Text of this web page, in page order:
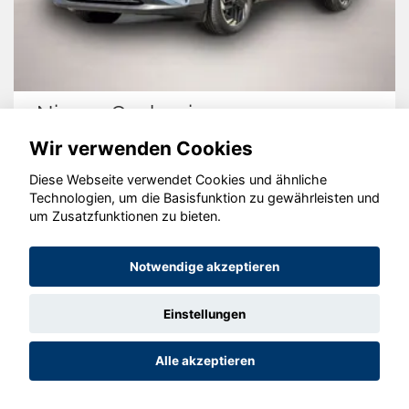
Nissan Qashqai
© konjunkturmotor.de GmbH 2020 - 2026
Wir verwenden Cookies
Diese Webseite verwendet Cookies und ähnliche
Technologien, um die Basisfunktion zu gewährleisten und
um Zusatzfunktionen zu bieten.
Notwendige akzeptieren
Einstellungen
Alle akzeptieren